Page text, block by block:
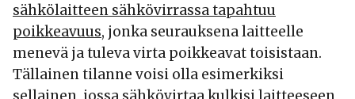
sähkölaitteen sähkövirrassa tapahtuu
poikkeavuus, jonka seurauksena laitteelle
menevä ja tuleva virta poikkeavat toisistaan.
Tällainen tilanne voisi olla esimerkiksi
sellainen, jossa sähkövirtaa kulkisi laitteeseen